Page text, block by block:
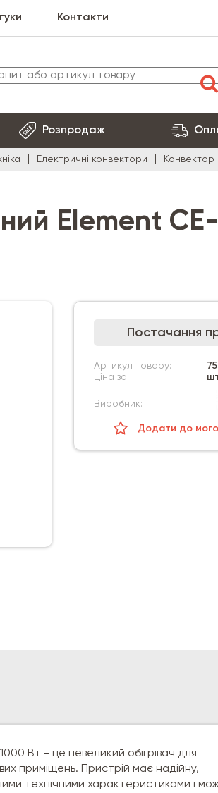
Контакти
Розпродаж
Електричні конвектори Конвектор
Element CE-
Постачання
Артикул товару:
Ціна за
Виробник:
Додати до
Вт - це невеликий обігрівач для
приміщень. Пристрій має надійну,
технічними характеристиками і